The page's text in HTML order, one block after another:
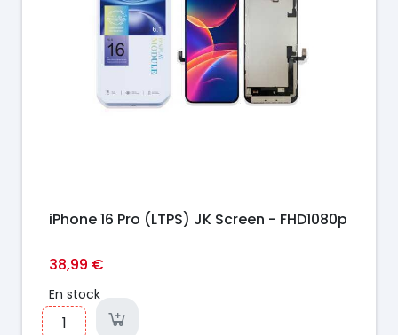
iPhone 16 Pro (LTPS) JK Screen - FHD1080p
38,99 €
En stock